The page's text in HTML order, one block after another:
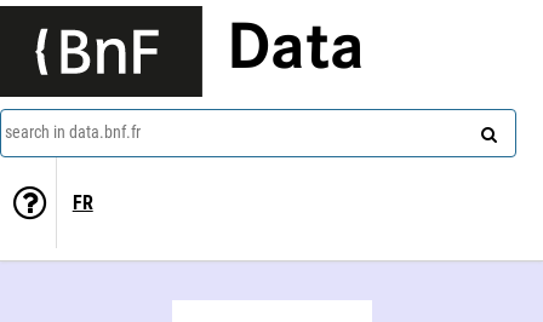
Data
search in data.bnf.fr
FR